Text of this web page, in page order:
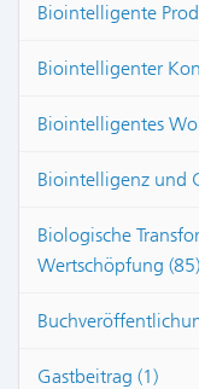
Biointelligente
Biointelligenter
Biointelligentes
Biointelligenz und
Biologische
Wertschöpfung (85)
Gastbeitrag (1)